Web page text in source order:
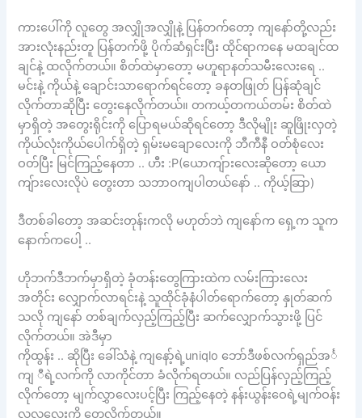
ကားပေါ်ကို လူတွေ အလျှိုအလျှိုနဲ့ ပြန်တက်တော့ ကျနော်တို့လည်း
အားလုံးနည်းတူ ပြန်တက်ဖို့ ပိုက်ဆံရှင်းပြီး ထိုင်ရာကနေ မထချင်ထ
ချင်နဲ့ ထလိုက်တယ်။ စိတ်ထဲမှာတော့ မဟူရာနတ်သမီးလေးရေ ..
မင်းနဲ့ ကိုယ်နဲ့ ချောင်းသာရောက်ရင်တော့ ခနတဖြုတ် ပြန်ဆုံချင်
လိုက်တာဆိုပြီး တွေးနေလိုက်တယ်။ တကယ့်တကယ်တမ်း စိတ်ထဲ
မှာရှိတဲ့ အတွေးရိုင်းကို ပြောရမယ်ဆိုရင်တော့ ဒီလိုမျိုး ဆူဖြိုးလှတဲ့
ကိုယ်လုံးကိုယ်ပေါက်ရှိတဲ့ ရှမ်းမချောလေးကို ဘီကီနီ ဝတ်စုံလေး
ဝတ်ပြီး မြင်ကြည့်နေတာ .. ဟီး :P(ယောကျ်ားလေးဆိုတော့ ယော
ကျ်ားလေးလိုပဲ တွေးတာ သဘာဝကျပါတယ်နော် .. ကိုယ့်ဆြာ)
ဒီတစ်ခါတော့ အဆင်းတုန်းကလို မဟုတ်ဘဲ ကျနော်က ရှေ့က သူက
နောက်ကပေါ့ ..
ဟိုဘက်ဒီဘက်မှာရှိတဲ့ ခုံတန်းတွေကြားထဲက လမ်းကြားလေး
အတိုင်း လျှောက်လာရင်းနဲ့ သူထိုင်ခုံနံပါတ်ရောက်တော့ နှုတ်ဆက်
သလို ကျနော် တစ်ချက်လှည့်ကြည့်ပြီး ဆက်လျှောက်သွားဖို့ ပြင်
လိုက်တယ်။ အဲဒီမှာ
ကိုထွန်း .. ဆိုပြီး ခေါ်သံနဲ့ ကျနော့်ရဲ့uniqlo ဘော်ဒီဖစ်လက်ရှည်အင်္
ကျ ီရဲ့လက်ကို လာကိုင်တာ ခံလိုက်ရတယ်။ လည်ပြန်လှည့်ကြည့်
လိုက်တော့ မျက်လွှာလေးပင့်ပြီး ကြည့်နေတဲ့ နန်းယွန်းဝေရဲ့မျက်ဝန်း
လှလှလေးကို တွေ့လိုက်တယ်။